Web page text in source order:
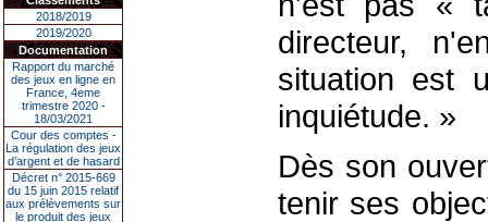
2018/2019
2019/2020
Documentation
Rapport du marché
des jeux en ligne en
France, 4eme
trimestre 2020 -
18/03/2021
Cour des comptes -
La régulation des jeux
d’argent et de hasard
Décret n° 2015-669
du 15 juin 2015 relatif
aux prélèvements sur
le produit des jeux
directeur,
situation est
inquiétude. »
Dès son
tenir ses